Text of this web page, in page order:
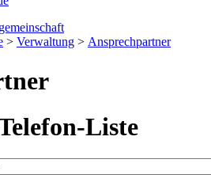
> Verwaltung > Ansprechpartner
Liste